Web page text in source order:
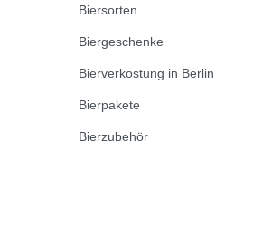
Biersorten
Biergeschenke
Bierverkostung in Berlin
Bierpakete
Bierzubehör